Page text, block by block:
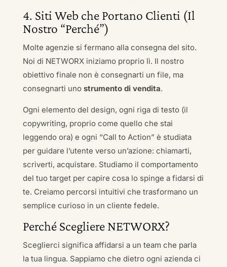
4. Siti Web che Portano Clienti (Il
Nostro “Perché”)
Molte agenzie si fermano alla consegna del sito.
Noi di NETWORX iniziamo proprio lì. Il nostro
obiettivo finale non è consegnarti un file, ma
consegnarti uno strumento di vendita.
Ogni elemento del design, ogni riga di testo (il
copywriting, proprio come quello che stai
leggendo ora) e ogni “Call to Action” è studiata
per guidare l’utente verso un’azione: chiamarti,
scriverti, acquistare. Studiamo il comportamento
del tuo target per capire cosa lo spinge a fidarsi di
te. Creiamo percorsi intuitivi che trasformano un
semplice curioso in un cliente fedele.
Perché Scegliere NETWORX?
Sceglierci significa affidarsi a un team che parla
la tua lingua. Sappiamo che dietro ogni azienda ci